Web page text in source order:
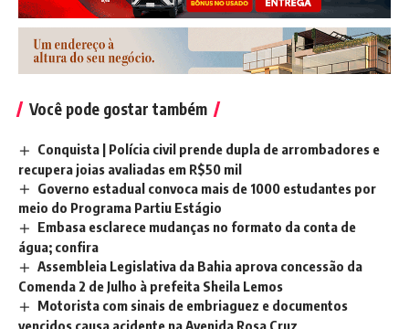
Você pode gostar também
Conquista | Polícia civil prende dupla de arrombadores e
recupera joias avaliadas em R$50 mil
Governo estadual convoca mais de 1000 estudantes por
meio do Programa Partiu Estágio
Embasa esclarece mudanças no formato da conta de
água; confira
Assembleia Legislativa da Bahia aprova concessão da
Comenda 2 de Julho à prefeita Sheila Lemos
Motorista com sinais de embriaguez e documentos
vencidos causa acidente na Avenida Rosa Cruz